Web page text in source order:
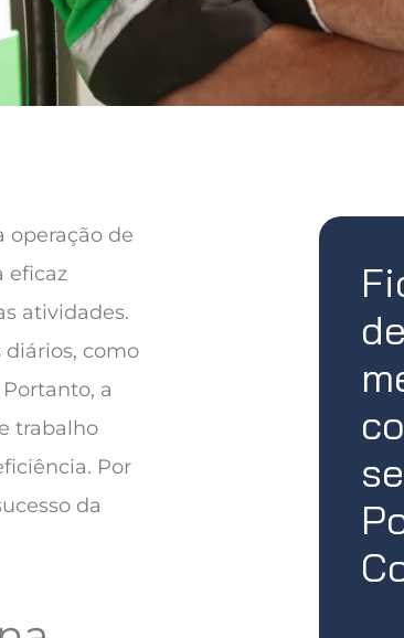
operação de
eficaz
atividades.
como
Portanto, a
trabalho
Por
da